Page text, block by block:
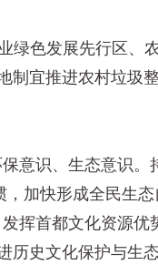
色发展先行区、
宜推进农村垃圾
识、生态意识。
加快形成全民生态
首都文化资源优
史文化保护与生